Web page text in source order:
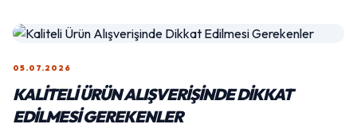
05.07.2026
KALITELI ÜRÜN ALIŞVERIŞINDE DIKKAT
EDILMESI GEREKENLER